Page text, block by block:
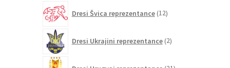
Dresi Švica reprezentance 12izdelkov
Dresi Ukrajini reprezentance 2izdelka